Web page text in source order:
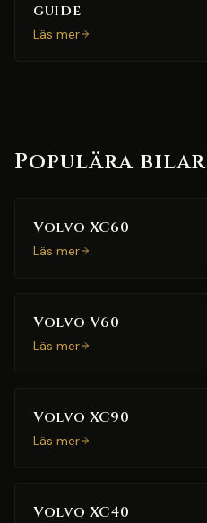
guide
Läs mer
Populära bilar
Volvo XC60
Läs mer
Volvo V60
Läs mer
Volvo XC90
Läs mer
Volvo XC40